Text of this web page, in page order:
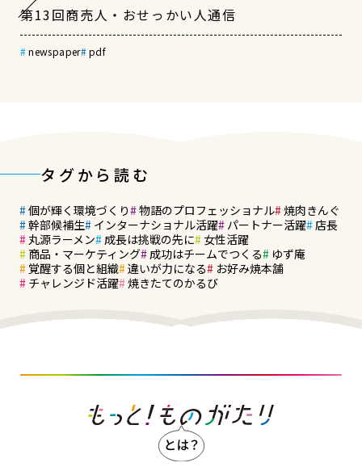
第13回商売人・おせっかい人通信
newspaper pdf
タグから読む
個が輝く環境づくり 物語のプロフェッショナル 焼肉きんぐ
幹部候補生 インターナショナル活躍 パートナー活躍 店長
丸源ラーメン 成長は挑戦の先に
女性活躍
商品・マーケティング 成功はチームでつくる
ゆず庵
覚醒する個と組織 違いが力になる
お好み焼本舗
チャレンジド活躍 焼きたてのかるび